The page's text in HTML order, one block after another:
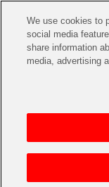
We use cookies to
social media
share information
media, advertising